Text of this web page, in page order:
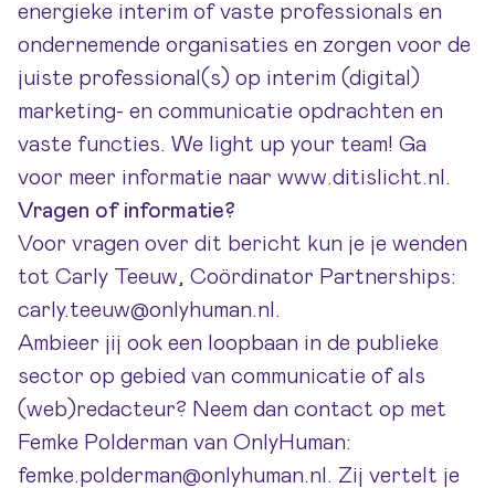
energieke interim of vaste professionals en
ondernemende organisaties en zorgen voor de
juiste professional(s) op interim (digital)
marketing- en communicatie opdrachten en
vaste functies. We light up your team! Ga
voor meer informatie naar www.ditislicht.nl .
Vragen of informatie?
Voor vragen over dit bericht kun je je wenden
tot Carly Teeuw, Coördinator Partnerships:
carly.teeuw@onlyhuman.nl .
Ambieer jij ook een loopbaan in de publieke
sector op gebied van communicatie of als
(web)redacteur? Neem dan contact op met
Femke Polderman van OnlyHuman:
femke.polderman@onlyhuman.nl . Zij vertelt je